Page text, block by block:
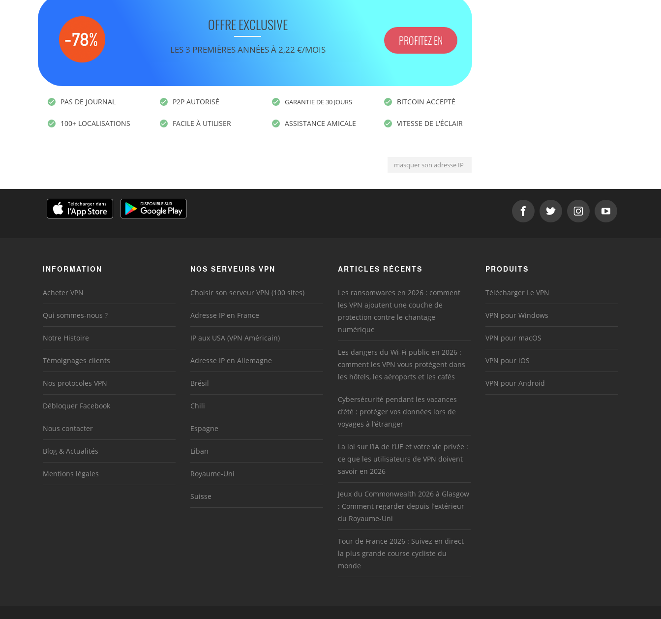
OFFRE EXCLUSIVE
LES 3 PREMIÈRES ANNÉES À 2,22 €/MOIS
PROFITEZ EN
PAS DE JOURNAL
100+ LOCALISATIONS
P2P AUTORISÉ
FACILE À UTILISER
GARANTIE DE 30 JOURS
ASSISTANCE AMICALE
BITCOIN ACCEPTÉ
VITESSE DE L'ÉCLAIR
masquer son adresse IP
INFORMATION
Acheter VPN
Qui sommes-nous ?
Notre Histoire
Témoignages clients
Nos protocoles VPN
Débloquer Facebook
Nous contacter
Blog & Actualités
Mentions légales
NOS SERVEURS VPN
Choisir son serveur VPN (100 sites)
Adresse IP en France
IP aux USA (VPN Américain)
Adresse IP en Allemagne
Brésil
Chili
Espagne
Liban
Royaume-Uni
Suisse
ARTICLES RÉCENTS
Les ransomwares en 2026 : comment
les VPN ajoutent une couche de
protection contre le chantage
numérique
Les dangers du Wi-Fi public en 2026 :
comment les VPN vous protègent dans
les hôtels, les aéroports et les cafés
Cybersécurité pendant les vacances
d’été : protéger vos données lors de
voyages à l’étranger
La loi sur l’IA de l’UE et votre vie privée :
ce que les utilisateurs de VPN doivent
savoir en 2026
Jeux du Commonwealth 2026 à Glasgow
: Comment regarder depuis l’extérieur
du Royaume-Uni
Tour de France 2026 : Suivez en direct
la plus grande course cycliste du
monde
PRODUITS
Télécharger Le VPN
VPN pour Windows
VPN pour macOS
VPN pour iOS
VPN pour Android